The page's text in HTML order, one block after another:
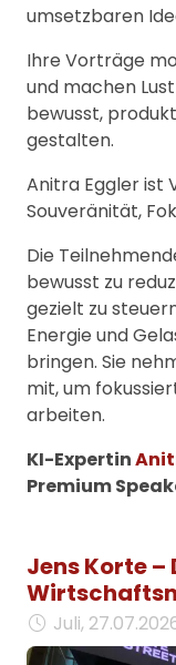
umsetzbaren
Ihre Vorträge
und machen
bewusst,
gestalten.
Anitra Eggler ist
Souveränität,
Die
bewusst zu
gezielt zu
Energie und
bringen. Sie
mit, um
arbeiten.
KI-Expertin
Premium
Jens Korte –
Juli,